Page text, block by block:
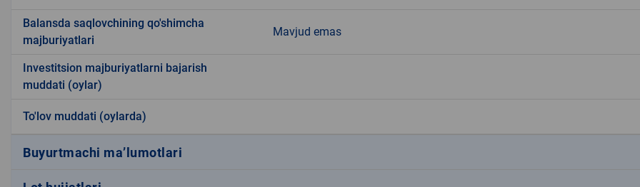
Balansda saqlovchining qo'shimcha
majburiyatlari
Mavjud emas
Investitsion majburiyatlarni bajarish
muddati (oylar)
To'lov muddati (oylarda)
Buyurtmachi ma’lumotlari